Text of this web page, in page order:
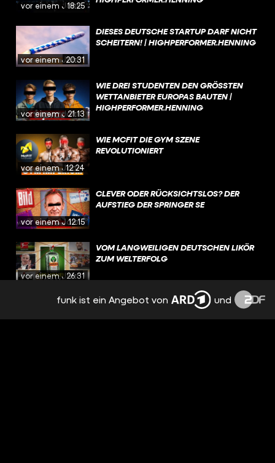
vor einem Jahr
18:25
vor einem Jahr
20:31
DIESES DEUTSCHE STARTUP DARF NICHT
SCHEITERN! | HIGHPERFORMER.HENNING
vor einem Jahr
21:13
WIE DREI STUDENTEN DEN GRÖSSTEN W
ETTANBIETER EUROPAS BAUTEN | H
IGHPERFORMER.HENNING
vor einem Jahr
12:24
WIE MCFIT DIE GYM SZENE
REVOLUTIONIERT
vor einem Jahr
12:15
CLEVER ODER RÜCKSICHTSLOS? DER
AUFSTIEG DER SPRINGER SE
vor einem Jahr
26:31
VOM LANGWEILIGEN DEUTSCHEN LIKÖR
ZUM WELTERFOLG
DIE GEHEIMEN GELDMASCHINEN DER
SUPERREICHEN: FAMILY OFFICES
funk ist ein Angebot von und